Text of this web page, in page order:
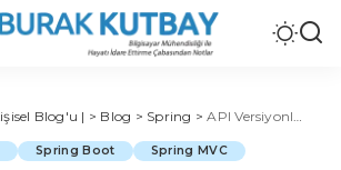
Blog'u | > Blog > Spring >API Versiyonlama – Spring Framework 7
Spring Boot Spring MVC